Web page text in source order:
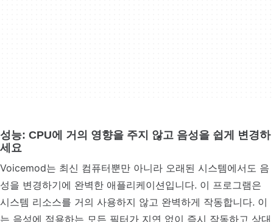
성능: CPU에 거의 영향을 주지 않고 음성을 쉽게 변경하
세요
Voicemod는 최신 컴퓨터뿐만 아니라 오래된 시스템에서도 음
성을 변경하기에 완벽한 애플리케이션입니다. 이 프로그램은
시스템 리소스를 거의 사용하지 않고 완벽하게 작동합니다. 이
는 음성에 적용하는 모든 필터가 지연 없이 즉시 작동하고 상대